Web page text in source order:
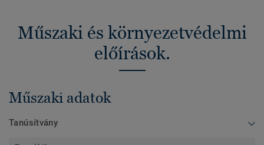
Műszaki és környezetvédelmi
előírások.
Műszaki adatok
Tanúsítvány